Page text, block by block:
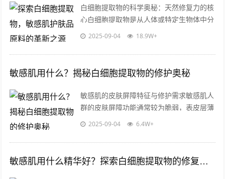
白细胞提取物的科学奥秘：天然修复力的核
心白细胞提取物是从人体或特定生物体中分
离出的活性成分，富含多种免疫调节因子、
2025-09-04 18.9W+
敏感肌用什么？揭秘白细胞提取物的修护奥秘
敏感肌的皮肤屏障特征与修护需求敏感肌人
群的皮肤屏障功能通常较为脆弱，表皮层薄
且角质层结构松散，容易受外界环境刺激
品...
2025-09-04 6.4W+
敏感肌用什么精华好？探索白细胞提取物的修复力量